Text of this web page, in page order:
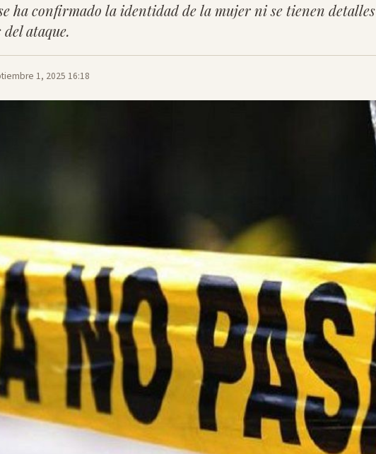
ha confirmado la identidad de la mujer ni se tienen detalles
ataque.
1, 2025 16:18